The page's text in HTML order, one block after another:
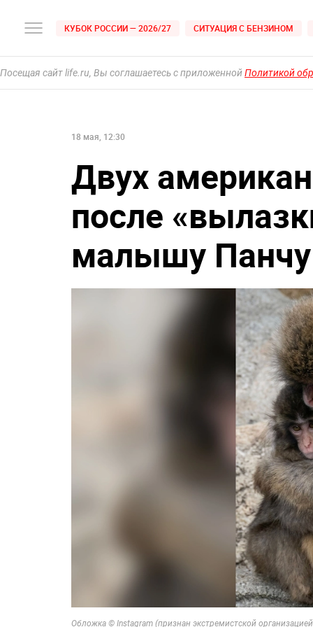
КУБОК РОССИИ — 2026/27 СИТУАЦИЯ С БЕНЗИНОМ
Посещая сайт life.ru, Вы соглашаетесь с приложеннойПолитикой
18 мая, 12:30
Двух
после
малышу
Обложка © Instagram (признан экстремистской